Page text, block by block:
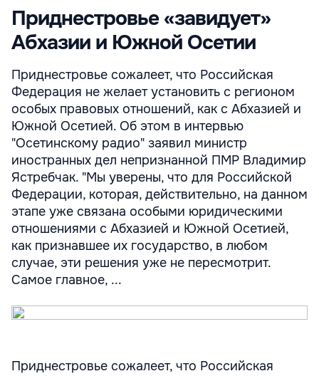
Приднестровье «завидует»
Абхазии и Южной Осетии
Приднестровье сожалеет, что Российская
Федерация не желает установить с регионом
особых правовых отношений, как с Абхазией и
Южной Осетией. Об этом в интервью
"Осетинскому радио" заявил министр
иностранных дел непризнанной ПМР Владимир
Ястребчак. "Мы уверены, что для Российской
Федерации, которая, действительно, на данном
этапе уже связана особыми юридическими
отношениями с Абхазией и Южной Осетией,
как признавшее их государство, в любом
случае, эти решения уже не пересмотрит.
Самое главное, ...
Приднестровье сожалеет, что Российская